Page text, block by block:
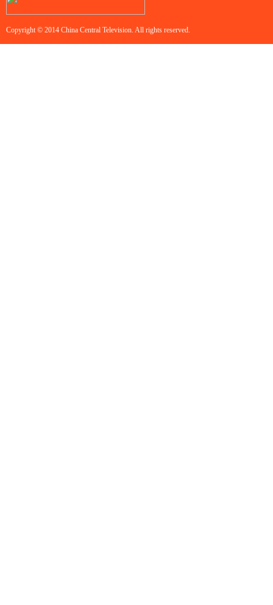
Copyright © 2014 China Central Television. All rights reserved.